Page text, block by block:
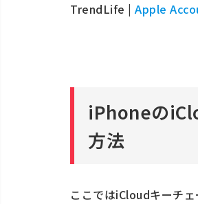
TrendLife | Apple
iPhoneの
方法
ここではiCloudキーチ